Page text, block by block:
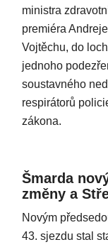
ministra
premiéra
Vojtěchu, do
jednoho
soustavného
respirátorů
zákona.
Šmarda
změny a
Novým
43. sjezdu stal